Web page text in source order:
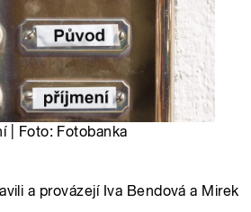
| Foto: Fotobanka
a provázejí Iva Bendová a Mirek